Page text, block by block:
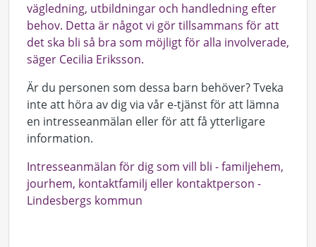
vägledning, utbildningar och handledning efter
behov. Detta är något vi gör tillsammans för att
det ska bli så bra som möjligt för alla involverade,
säger Cecilia Eriksson.
Är du personen som dessa barn behöver? Tveka
inte att höra av dig via vår e-tjänst för att lämna
en intresseanmälan eller för att få ytterligare
information.
Intresseanmälan för dig som vill bli - familjehem,
jourhem, kontaktfamilj eller kontaktperson -
Lindesbergs kommun